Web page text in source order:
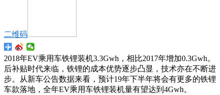
二维码
2018年EV乘用车铁锂装机3.3Gwh，相比2017年增加0.3Gwh。
后补贴时代来临，铁锂的成本优势逐步凸显，技术亦在不断进
步。从新车公告数据来看，预计19年下半年将会有更多的铁锂
车款落地，全年EV乘用车铁锂装机量有望达到4Gwh。